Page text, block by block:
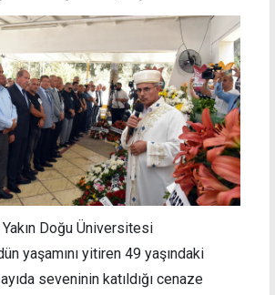
Doğu Üniversitesi
yaşamını yitiren 49 yaşındaki
seveninin katıldığı cenaze